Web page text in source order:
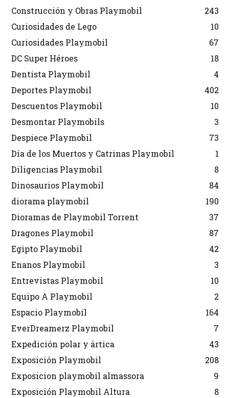
Construcción y Obras Playmobil
243
Curiosidades de Lego
10
Curiosidades Playmobil
67
DC Super Héroes
18
Dentista Playmobil
4
Deportes Playmobil
402
Descuentos Playmobil
10
Desmontar Playmobils
3
Despiece Playmobil
73
Día de los Muertos y Catrinas Playmobil
1
Diligencias Playmobil
8
Dinosaurios Playmobil
84
diorama playmobil
190
Dioramas de Playmobil Torrent
37
Dragones Playmobil
87
Egipto Playmobil
42
Enanos Playmobil
3
Entrevistas Playmobil
10
Equipo A Playmobil
2
Espacio Playmobil
164
EverDreamerz Playmobil
7
Expedición polar y ártica
43
Exposición Playmobil
208
Exposicion playmobil almassora
9
Exposición Playmobil Altura
8